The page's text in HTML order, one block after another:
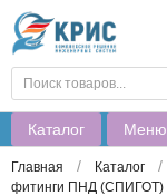
Каталог Меню
Главная / Каталог /
фитинги ПНД (СПИГОТ)